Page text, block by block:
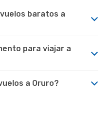
baratos a
para viajar a
a Oruro?